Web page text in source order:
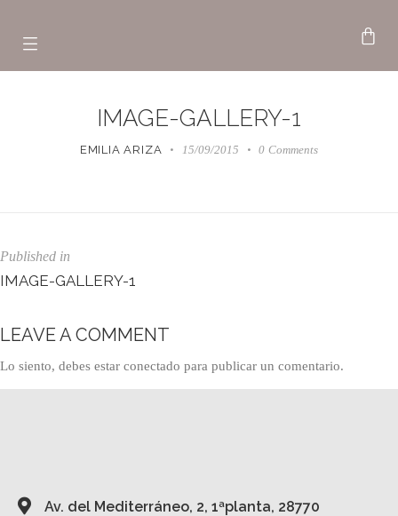
IMAGE-GALLERY-1
EMILIA ARIZA 15/09/2015 0 Comments
Published in
IMAGE-GALLERY-1
LEAVE A COMMENT
Lo siento, debes estar conectado para publicar un comentario.
Av. del Mediterráneo, 2, 1ªplanta, 28770